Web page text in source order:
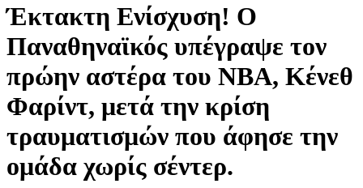
Έκτακτη Ενίσχυση! Ο
Παναθηναϊκός υπέγραψε τον
πρώην αστέρα του ΝΒΑ, Κένεθ
Φαρίντ, μετά την κρίση
τραυματισμών που άφησε την
ομάδα χωρίς σέντερ.